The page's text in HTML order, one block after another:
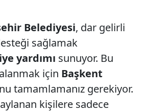
Belediyesi, dar gelirli
sağlamak
yardımı sunuyor. Bu
için Başkent
tamamlamanız gerekiyor.
kişilere sadece